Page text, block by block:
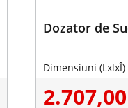
Dozator de
Dimensiuni (LxlxÎ)